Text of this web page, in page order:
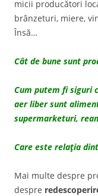
micii producători
brânzeturi, miere,
Însă…
Cât de bune sunt
Cum putem fi siguri
aer liber sunt
supermarketuri,
Care este relaţia
Mai multe despre
despre